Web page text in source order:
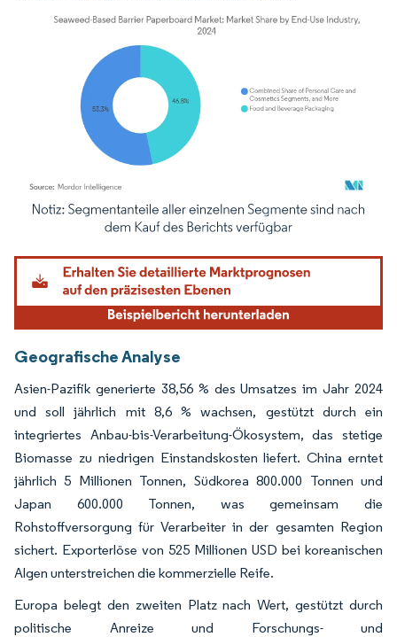
Bild © Mordor Intelligence. Wiederverwendung erfordert Namensnennung
Geografische Analyse
Asien-Pazifik generierte 38,56 % des Umsatzes im Jahr 2024
und soll jährlich mit 8,6 % wachsen, gestützt durch ein
integriertes Anbau-bis-Verarbeitung-Ökosystem, das stetige
Biomasse zu niedrigen Einstandskosten liefert. China erntet
jährlich 5 Millionen Tonnen, Südkorea 800.000 Tonnen und
Japan 600.000 Tonnen, was gemeinsam die
Rohstoffversorgung für Verarbeiter in der gesamten Region
sichert. Exporterlöse von 525 Millionen USD bei koreanischen
Algen unterstreichen die kommerzielle Reife.
Europa belegt den zweiten Platz nach Wert, gestützt durch
politische Anreize und Forschungs- und